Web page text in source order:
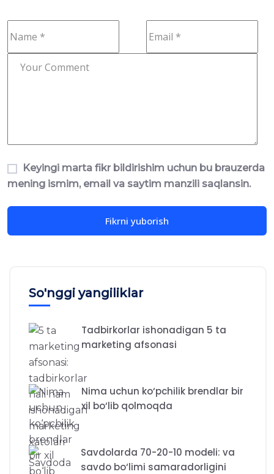
Keyingi marta fikr bildirishim uchun bu brauzerda
mening ismim, email va saytim manzili saqlansin.
So'nggi yangiliklar
Tadbirkorlar ishonadigan 5 ta
marketing afsonasi
Nima uchun ko‘pchilik brendlar bir
xil bo‘lib qolmoqda
Savdolarda 70-20-10 modeli: va
savdo bo‘limi samaradorligini